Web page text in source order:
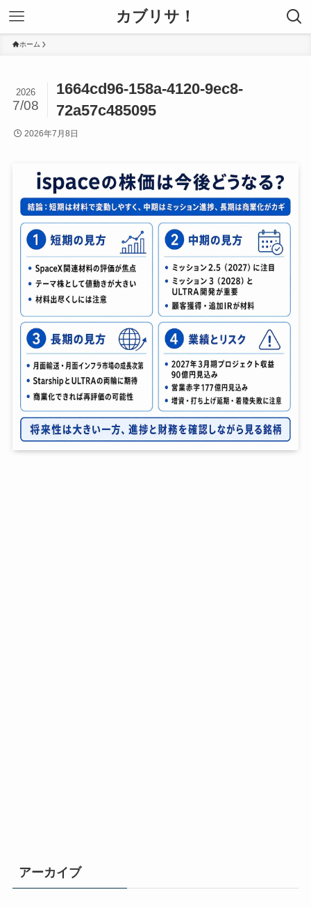
カブリサ！
ホーム
1664cd96-158a-4120-9ec8-
72a57c485095
2026
7/08
2026年7月8日
アーカイブ